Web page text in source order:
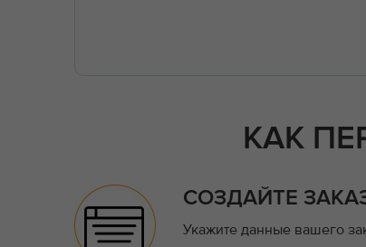
КАК
СОЗДАЙТЕ
Укажите данные вашего